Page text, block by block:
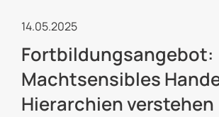
14.05.2025
Fortbildungsangebot:
Machtsensibles
Hierarchien verstehen